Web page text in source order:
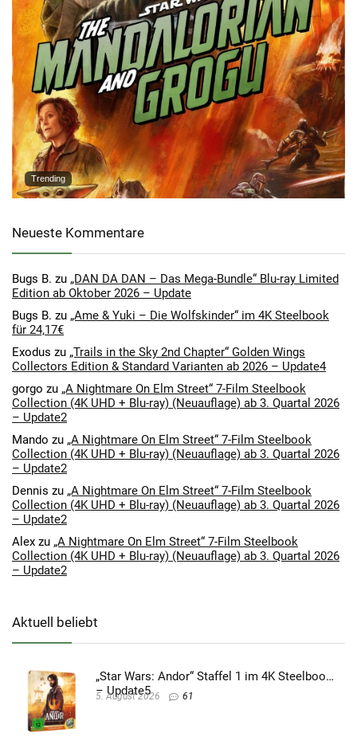
Trending
Neueste Kommentare
Bugs B. zu „DAN DA DAN – Das Mega-Bundle“ Blu-ray Limited
Edition ab Oktober 2026 – Update
Bugs B. zu „Ame & Yuki – Die Wolfskinder“ im 4K Steelbook
für 24,17€
Exodus zu „Trails in the Sky 2nd Chapter“ Golden Wings
Collectors Edition & Standard Varianten ab 2026 – Update4
gorgo zu „A Nightmare On Elm Street“ 7-Film Steelbook
Collection (4K UHD + Blu-ray) (Neuauflage) ab 3. Quartal 2026
– Update2
Mando zu „A Nightmare On Elm Street“ 7-Film Steelbook
Collection (4K UHD + Blu-ray) (Neuauflage) ab 3. Quartal 2026
– Update2
Dennis zu „A Nightmare On Elm Street“ 7-Film Steelbook
Collection (4K UHD + Blu-ray) (Neuauflage) ab 3. Quartal 2026
– Update2
Alex zu „A Nightmare On Elm Street“ 7-Film Steelbook
Collection (4K UHD + Blu-ray) (Neuauflage) ab 3. Quartal 2026
– Update2
Aktuell beliebt
„Star Wars: Andor“ Staffel 1 im 4K Steelbook
– Update5
5. August 2026 61